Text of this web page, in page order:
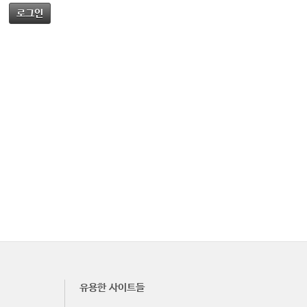
로그인
유용한 사이트들